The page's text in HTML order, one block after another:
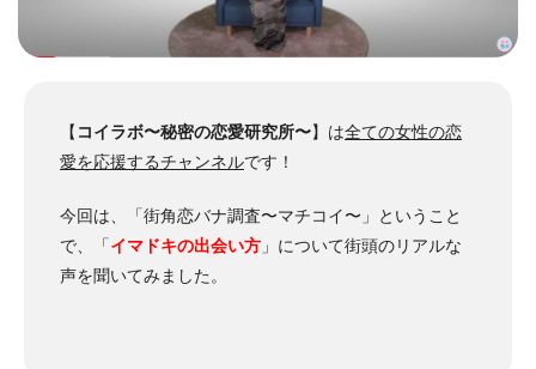
【 コイラボ〜秘密の恋愛研究所〜】は全ての女性の恋
愛を応援するチャンネルです！
今回は、
「街角恋バナ調査〜マチコイ〜」ということ
で、「イマドキの出会い方 」について街頭のリアルな
声を聞いてみました。